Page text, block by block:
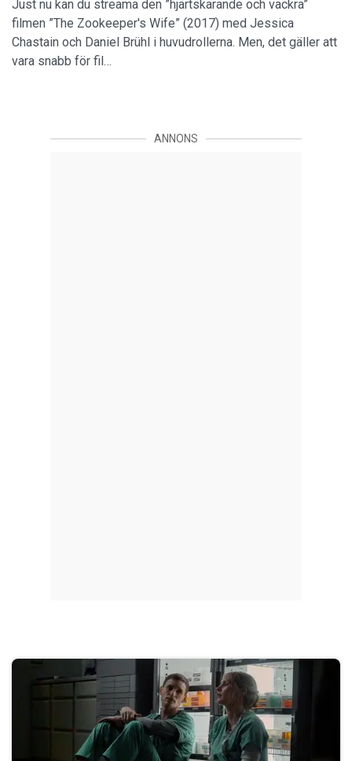
Just nu kan du streama den ”hjärtskärande och vackra”
filmen ”The Zookeeper's Wife” (2017) med Jessica
Chastain och Daniel Brühl i huvudrollerna. Men, det gäller att
vara snabb för fil…
ANNONS